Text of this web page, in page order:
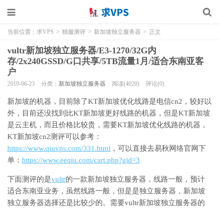
当前位置： 求VPS > 独服测评 > 新加坡独立服务器 > 正文
vultr新加坡独立服务器/E3-1270/32G内
存/2x240GSSD/G口共享/5TB流量1月/适合东南亚客
户
2019-06-23 分类： 新加坡独立服务器 阅读(4020) 评论(0)
新加坡的机器，目前除了KT新加坡优化线路是电信cn2，较好以
外，目前还没找到比KT新加坡更好线路的机器，但是KT新加坡
是云主机，而且价格比较贵，需要KT新加坡优化线路的机器，
KT新加坡cn2测评可以参考：
https://www.qiuvps.com/331.html ，可以直接去易秋网络官网下
单： https://www.eeqiu.com/cart.php?gid=3
下面测评的是vultr的一款新加坡独立服务器，线路一般，预计
适合东南亚业务，虽然线路一般，但是是独立服务器，新加坡
独立服务器选择还是比较少的。需要vultr新加坡独立服务器的